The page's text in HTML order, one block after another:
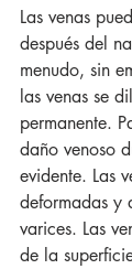
Las venas
después del
menudo, sin
las venas se
permanente.
daño venoso
evidente. Las
deformadas y
varices. Las
de la